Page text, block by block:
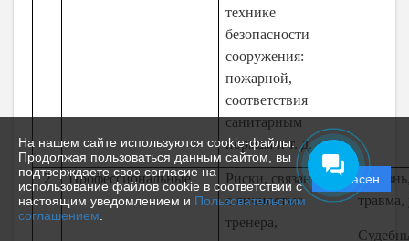
На нашем сайте используются cookie-файлы.
Продолжая пользоваться данным сайтом, вы
подтверждаете свое согласие на
использование файлов cookie в соответствии с
настоящим уведомлением и Пользовательским
соглашением
Согласен
технике
безопасности
сооружения:
пожарной,
соответствия
санитарным
нормам и т. д.
2 Профессиональные
Риски, связанные
с личностью
тренера,
травма,